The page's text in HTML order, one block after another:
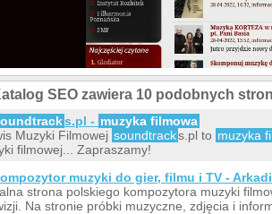
SEO zawiera 10 podobnych
s.pl - muzyka filmowa
Muzyki Filmowej soundtracks.pl to muzyka
filmowej... Zapraszamy!
muzyki do gier, filmu i TV -
strona polskiego kompozytora muzyki
Na stronie próbki muzyczne, zdjęcia i